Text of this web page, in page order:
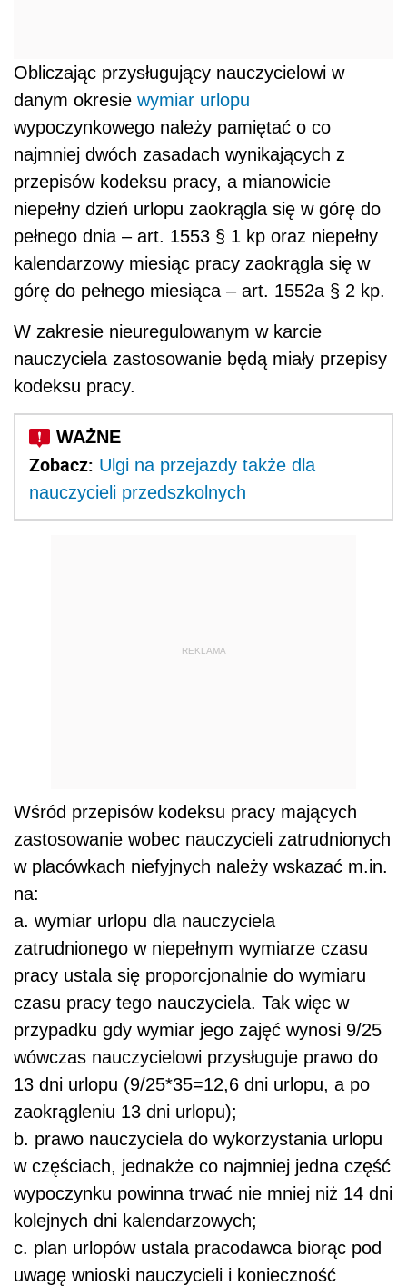
Obliczając przysługujący nauczycielowi w
danym okresie wymiar urlopu
wypoczynkowego należy pamiętać o co
najmniej dwóch zasadach wynikających z
przepisów kodeksu pracy, a mianowicie
niepełny dzień urlopu zaokrągla się w górę do
pełnego dnia – art. 1553 § 1 kp oraz niepełny
kalendarzowy miesiąc pracy zaokrągla się w
górę do pełnego miesiąca – art. 1552a § 2 kp.
W zakresie nieuregulowanym w karcie
nauczyciela zastosowanie będą miały przepisy
kodeksu pracy.
Zobacz: Ulgi na przejazdy także dla
nauczycieli przedszkolnych
REKLAMA
Wśród przepisów kodeksu pracy mających
zastosowanie wobec nauczycieli zatrudnionych
w placówkach niefyjnych należy wskazać m.in.
na:
a. wymiar urlopu dla nauczyciela
zatrudnionego w niepełnym wymiarze czasu
pracy ustala się proporcjonalnie do wymiaru
czasu pracy tego nauczyciela. Tak więc w
przypadku gdy wymiar jego zajęć wynosi 9/25
wówczas nauczycielowi przysługuje prawo do
13 dni urlopu (9/25*35=12,6 dni urlopu, a po
zaokrągleniu 13 dni urlopu);
b. prawo nauczyciela do wykorzystania urlopu
w częściach, jednakże co najmniej jedna część
wypoczynku powinna trwać nie mniej niż 14 dni
kolejnych dni kalendarzowych;
c. plan urlopów ustala pracodawca biorąc pod
uwagę wnioski nauczycieli i konieczność